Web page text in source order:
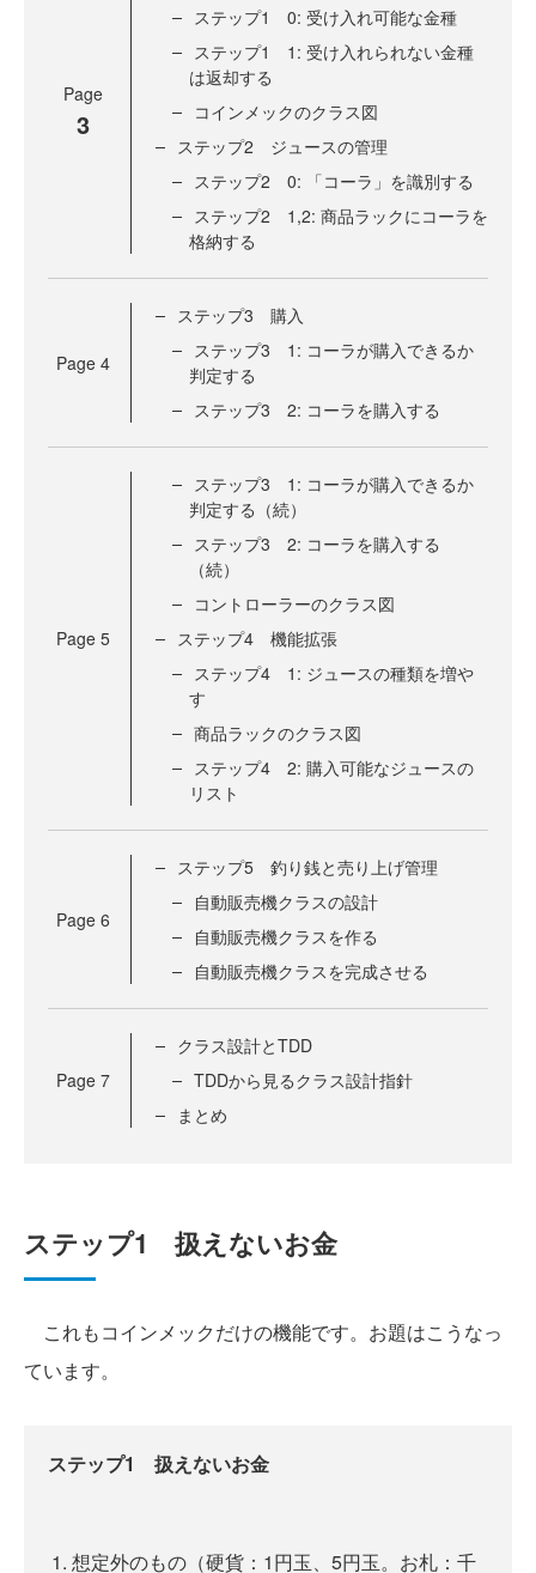
Page
3
ステップ1 0: 受け入れ可能な金種
ステップ1 1: 受け入れられない金種
は返却する
コインメックのクラス図
ステップ2 ジュースの管理
ステップ2 0: 「コーラ」を識別する
ステップ2 1,2: 商品ラックにコーラを
格納する
Page 4
ステップ3 購入
ステップ3 1: コーラが購入できるか
判定する
ステップ3 2: コーラを購入する
Page 5
ステップ3 1: コーラが購入できるか
判定する（続）
ステップ3 2: コーラを購入する
（続）
コントローラーのクラス図
ステップ4 機能拡張
ステップ4 1: ジュースの種類を増や
す
商品ラックのクラス図
ステップ4 2: 購入可能なジュースの
リスト
Page 6
ステップ5 釣り銭と売り上げ管理
自動販売機クラスの設計
自動販売機クラスを作る
自動販売機クラスを完成させる
Page 7
クラス設計とTDD
TDDから見るクラス設計指針
まとめ
ステップ1 扱えないお金
これもコインメックだけの機能です。お題はこうなっ
ています。
ステップ1 扱えないお金
想定外のもの（硬貨：1円玉、5円玉。お札：千